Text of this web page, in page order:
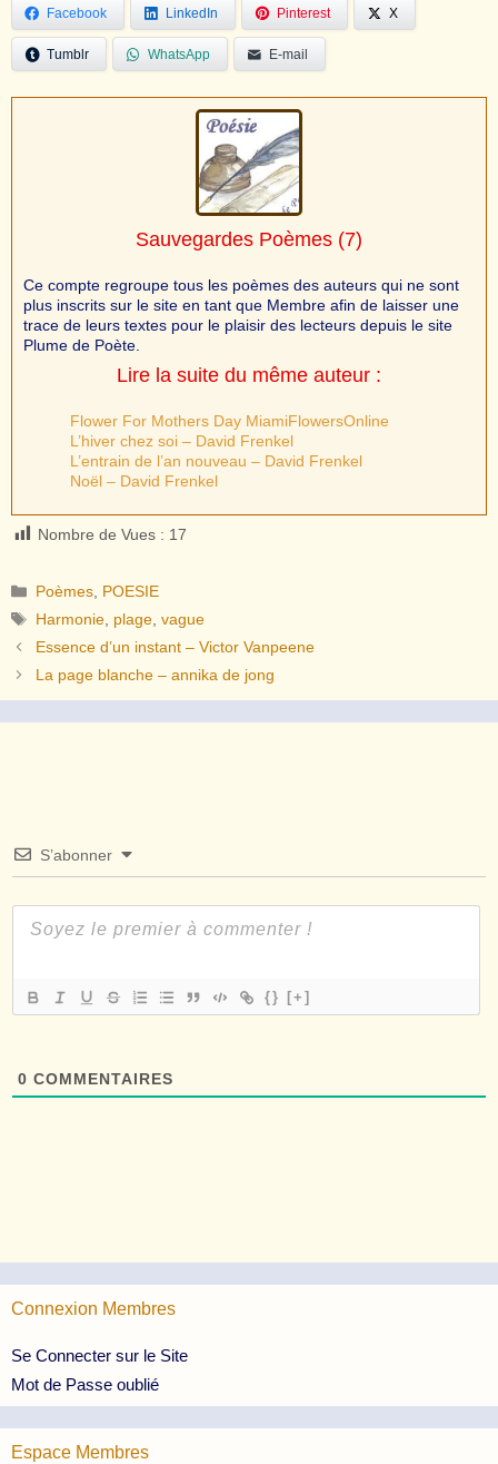
Facebook LinkedIn Pinterest X
Tumblr WhatsApp E-mail
Sauvegardes Poèmes (7)
Ce compte regroupe tous les poèmes des auteurs qui ne sont
plus inscrits sur le site en tant que Membre afin de laisser une
trace de leurs textes pour le plaisir des lecteurs depuis le site
Plume de Poète.
Lire la suite du même auteur :
Flower For Mothers Day MiamiFlowersOnline
L’hiver chez soi – David Frenkel
L’entrain de l’an nouveau – David Frenkel
Noël – David Frenkel
Nombre de Vues : 17
Catégories
Poèmes POESIE
Étiquettes
Harmonie plage ,vague
Essence d’un instant – Victor Vanpeene
La page blanche – annika de jong
S’abonner
{} [+]
0 COMMENTAIRES
Connexion Membres
Se Connecter sur le Site
Mot de Passe oublié
Espace Membres